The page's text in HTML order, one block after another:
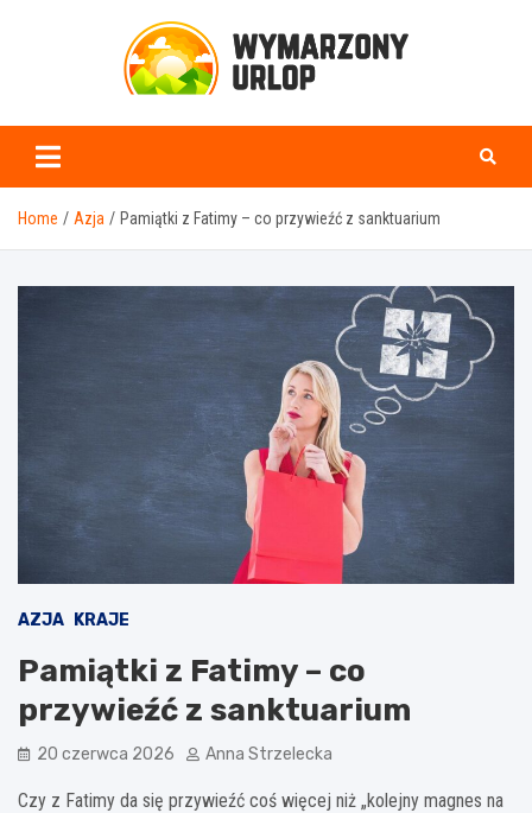
Home Azja Pamiątki z Fatimy – co przywieźć z sanktuarium
AZJA KRAJE
Pamiątki z Fatimy – co
przywieźć z sanktuarium
20 czerwca 2026 Anna Strzelecka
Czy z Fatimy da się przywieźć coś więcej niż „kolejny magnes na